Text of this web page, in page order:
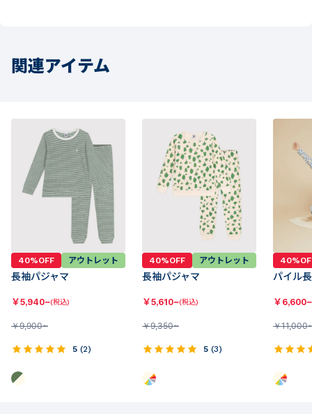
関連アイテム
40%OFF アウトレット
長袖パジャマ
￥5,940~(税込)
￥9,900~
5 (2)
40%OFF アウトレット
長袖パジャマ
￥5,610~(税込)
￥9,350~
5 (3)
パイル
￥ 6,600~
￥